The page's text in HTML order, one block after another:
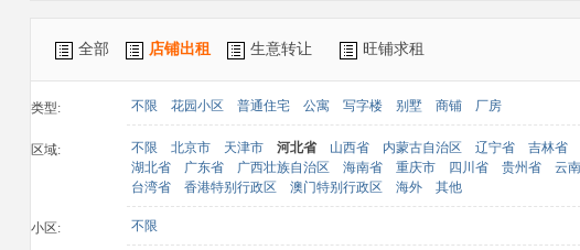
全部 店铺出租 生意转让 旺铺求租
类型: 不限 花园小区 普通住宅 公寓 写字楼 别墅 商铺 厂房
区域: 不限 北京市 天津市 河北省 山西省 内蒙古自治区 辽宁省 吉林省
湖北省
广东省 广西壮族自治区 海南省 重庆市 四川省 贵州省 云
台湾省
香港特别行政区 澳门特别行政区 海外 其他
小区: 不限